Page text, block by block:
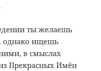
ты желаешь
однако ищешь
в смыслах
Прекрасных Имён